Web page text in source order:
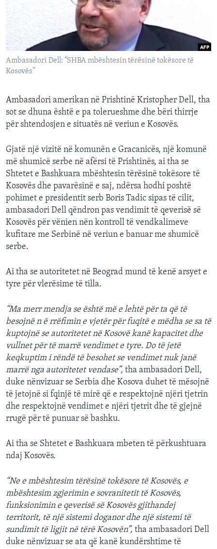
Ambasadori Dell: “SHBA mbështesin tërësinë tokësore të
Kosovës”
Ambasadori amerikan në Prishtinë Kristopher Dell, tha
sot se dhuna është e pa tolerueshme dhe bëri thirrje
për shtendosjen e situatës në veriun e Kosovës.
Gjatë një vizitë në komunën e Gracanicës, një komunë
më shumicë serbe në afërsi të Prishtinës, ai tha se
Shtetet e Bashkuara mbështesin tërësinë tokësore të
Kosovës dhe pavarësinë e saj, ndërsa hodhi poshtë
pohimet e presidentit serb Boris Tadic sipas të cilit,
ambasadori Dell qëndron pas vendimit të qeverisë së
Kosovës për vënien nën kontroll të vendkalimeve
kufitare me Serbinë në veriun e banuar me shumicë
serbe.
Ai tha se autoritetet në Beograd mund të kenë arsyet e
tyre për vlerësime të tilla.
“Ma merr mendja se është më e lehtë për ta që të
besojnë n ë rrëfimin e vjetër për fuqitë e mëdha se sa të
kuptojnë se autoritetet në Kosovë kanë kapacitet dhe
vullnet për të marrë vendimet e tyre. Do të jetë
keqkuptim i rëndë të besohet se vendimet nuk janë
marrë nga autoritetet vendase”, tha ambasadori Dell,
duke nënvizuar se Serbia dhe Kosova duhet të mësojnë
të jetojnë si fqinjë të mirë që e respektojnë njëri tjetrin
dhe respektojnë vendimet e njëri tjetrit dhe të gjejnë
rrugë për të punuar së bashku.
Ai tha se Shtetet e Bashkuara mbeten të përkushtuara
ndaj Kosovës.
“Ne e mbështesim tërësinë tokësore të Kosovës, e
mbështesim zgjerimin e sovranitetit të Kosovës,
funksionimin e qeverisë së Kosovës gjithandej
territorit, të një sistemi doganor dhe një sistemi të
sundimit të ligjit në tërë Kosovën”, tha ambasadori Dell
duke nënvizuar se ata që kanë kundërshtime të